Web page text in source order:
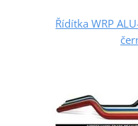
Řídítka WRP